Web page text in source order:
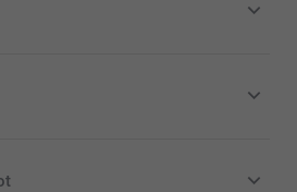
sisältävät arvonlisäveron ja